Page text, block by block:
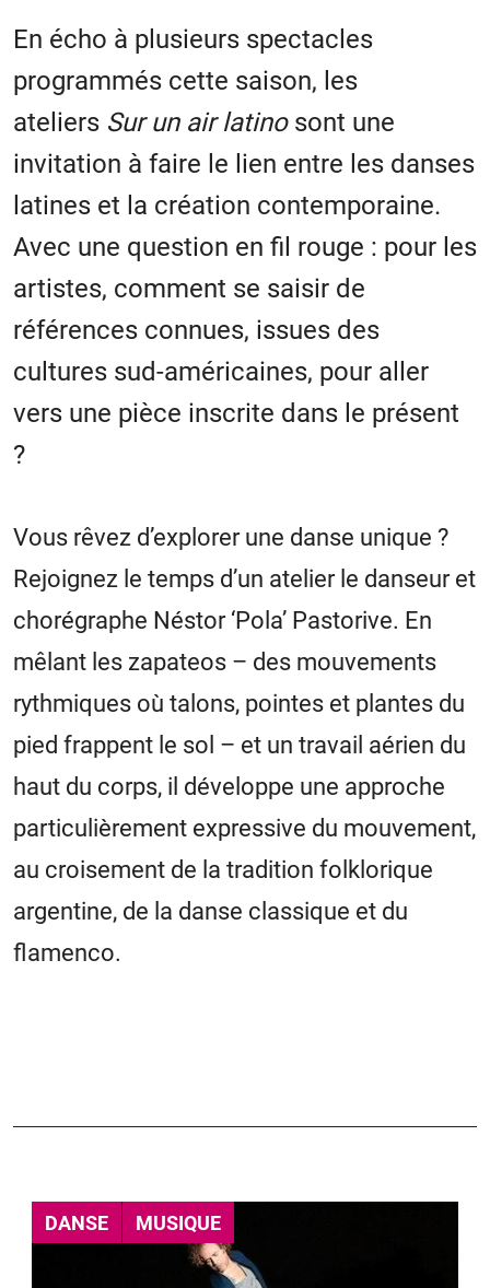
En écho à plusieurs spectacles
programmés cette saison, les
ateliers Sur un air latinosont une
invitation à faire le lien entre les danses
latines et la création contemporaine.
Avec une question en fil rouge : pour les
artistes, comment se saisir de
références connues, issues des
cultures sud-américaines, pour aller
vers une pièce inscrite dans le présent
?
Vous rêvez d’explorer une danse unique ?
Rejoignez le temps d’un atelier le danseur et
chorégraphe Néstor ‘Pola’ Pastorive. En
mêlant les zapateos – des mouvements
rythmiques où talons, pointes et plantes du
pied frappent le sol – et un travail aérien du
haut du corps, il développe une approche
particulièrement expressive du mouvement,
au croisement de la tradition folklorique
argentine, de la danse classique et du
flamenco.
DANSE MUSIQUE